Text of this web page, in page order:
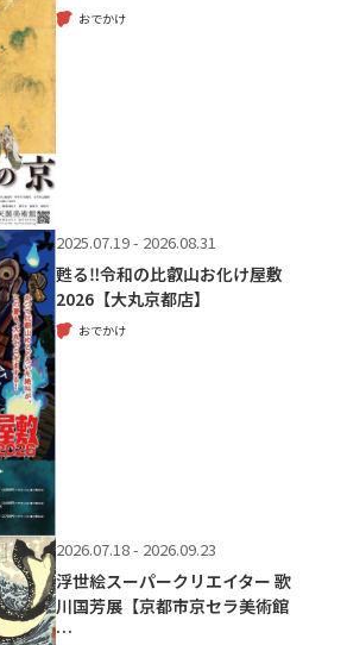
おでかけ
2025.07.19 - 2026.08.31
甦る‼令和の比叡山お化け屋敷
2026【大丸京都店】
おでかけ
2026.07.18 - 2026.09.23
浮世絵スーパークリエイター 歌
川国芳展【京都市京セラ美術館
…